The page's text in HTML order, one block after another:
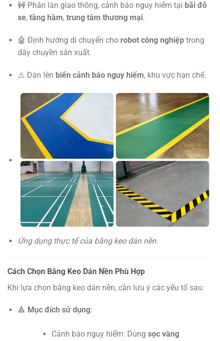
🚧 Phân làn giao thông, cảnh báo nguy hiểm tại bãi đỗ
xe, tầng hầm, trung tâm thương mại.
🤖 Định hướng di chuyển cho robot công nghiệptrong
dây chuyền sản xuất.
⚠️ Dán lên biển cảnh báo nguy hiểm, khu vực hạn chế.
Ứng dụng thực tế của băng keo dán nền.
Cách Chọn Băng Keo Dán Nền Phù Hợp
Khi lựa chọn băng keo dán nền, cần lưu ý các yếu tố sau:
🔺 Mục đích sử dụng:
Cảnh báo nguy hiểm: Dùng sọc vàng